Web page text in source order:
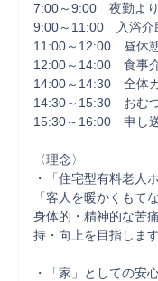
7:00～9:00　夜勤よ
9:00～11:00　入浴介
11:00～12:00　昼休
12:00～14:00　食事
14:00～14:30　全体
14:30～15:30　おむ
15:30～16:00　申し
〈理念〉
・「住宅型有料老人
「客人を暖かくもて
身体的・精神的な苦
持・向上を目指します
・「家」としての安